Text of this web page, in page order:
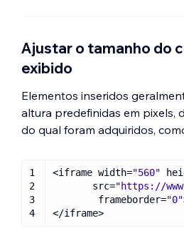
incorporados em
Esses sites podem não
Ajustar o tamanho do
exibido
Elementos inseridos
altura predefinidas em pixels,
do qual foram adquiridos,
1 <iframe width="560"
2
src="https://
3
frameborder="0"
4
</iframe>